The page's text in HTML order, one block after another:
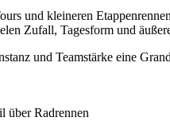
und kleineren
Zufall, Tagesform und
und Teamstärke eine
über Radrennen